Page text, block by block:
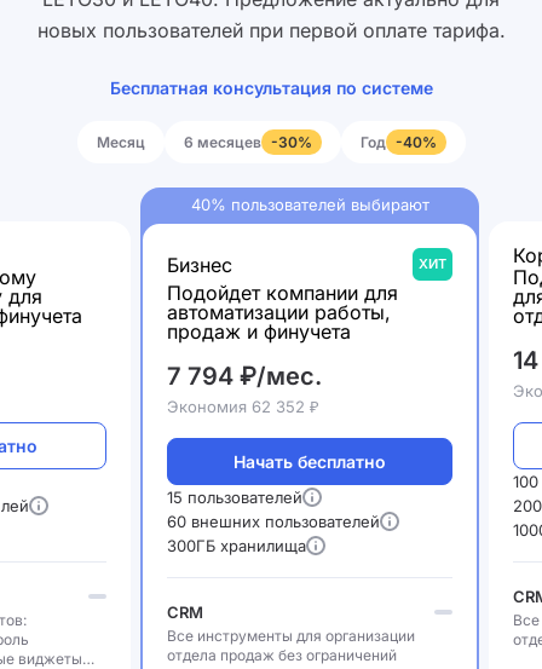
новых пользователей при первой оплате тарифа.
Месяц 6 месяцев -30% Год -40%
Бесплатная консультация по системе
для
виджеты
40% пользователей выбирают
Бизнес ХИТ
Подойдет компании для
автоматизации работы,
продаж и финучета
7 794 ₽/мес.
Экономия 62 352 ₽
Начать бесплатно
15 пользователей
60 внешних пользователей
300ГБ хранилища
CRM
Все инструменты для организации
отдела продаж без ограничений